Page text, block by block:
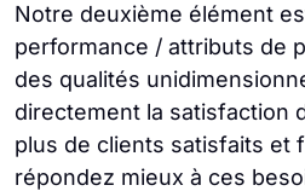
Notre deuxième élément
performance / attributs de
des qualités
directement la satisfaction
plus de clients satisfaits et
répondez mieux à ces